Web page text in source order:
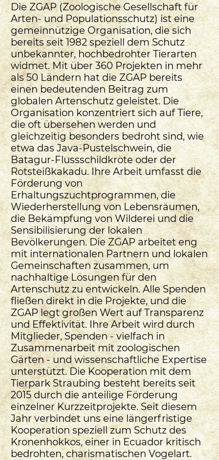
Die ZGAP (Zoologische Gesellschaft für
Arten- und Populationsschutz) ist eine
gemeinnützige Organisation, die sich
bereits seit 1982 speziell dem Schutz
unbekannter, hochbedrohter Tierarten
widmet. Mit über 360 Projekten in mehr
als 50 Ländern hat die ZGAP bereits
einen bedeutenden Beitrag zum
globalen Artenschutz geleistet. Die
Organisation konzentriert sich auf Tiere,
die oft übersehen werden und
gleichzeitig besonders bedroht sind, wie
etwa das Java-Pustelschwein, die
Batagur-Flussschildkröte oder der
Rotsteißkakadu. Ihre Arbeit umfasst die
Förderung von
Erhaltungszuchtprogrammen, die
Wiederherstellung von Lebensräumen,
die Bekämpfung von Wilderei und die
Sensibilisierung der lokalen
Bevölkerungen. Die ZGAP arbeitet eng
mit internationalen Partnern und lokalen
Gemeinschaften zusammen, um
nachhaltige Lösungen für den
Artenschutz zu entwickeln. Alle Spenden
fließen direkt in die Projekte, und die
ZGAP legt großen Wert auf Transparenz
und Effektivität. Ihre Arbeit wird durch
Mitglieder, Spenden - vielfach in
Zusammenarbeit mit zoologischen
Gärten - und wissenschaftliche Expertise
unterstützt. Die Kooperation mit dem
Tierpark Straubing besteht bereits seit
2015 durch die anteilige Förderung
einzelner Kurzzeitprojekte. Seit diesem
Jahr verbindet uns eine längerfristige
Kooperation speziell zum Schutz des
Kronenhokkos, einer in Ecuador kritisch
bedrohten, charismatischen Vogelart.